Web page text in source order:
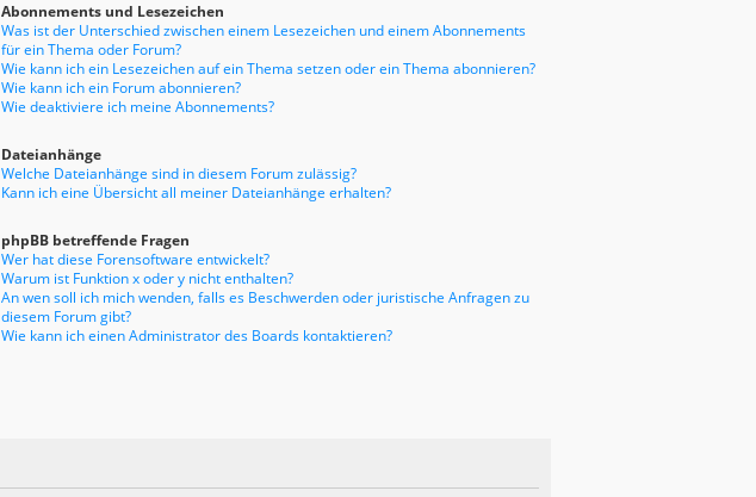
Abonnements und Lesezeichen
Was ist der Unterschied zwischen einem Lesezeichen und einem Abonnements
für ein Thema oder Forum?
Wie kann ich ein Lesezeichen auf ein Thema setzen oder ein Thema abonnieren?
Wie kann ich ein Forum abonnieren?
Wie deaktiviere ich meine Abonnements?
Dateianhänge
Welche Dateianhänge sind in diesem Forum zulässig?
Kann ich eine Übersicht all meiner Dateianhänge erhalten?
phpBB betreffende Fragen
Wer hat diese Forensoftware entwickelt?
Warum ist Funktion x oder y nicht enthalten?
An wen soll ich mich wenden, falls es Beschwerden oder juristische Anfragen zu
diesem Forum gibt?
Wie kann ich einen Administrator des Boards kontaktieren?